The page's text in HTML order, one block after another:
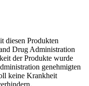
diesen Produkten
Drug Administration
der Produkte wurde
genehmigten
keine Krankheit